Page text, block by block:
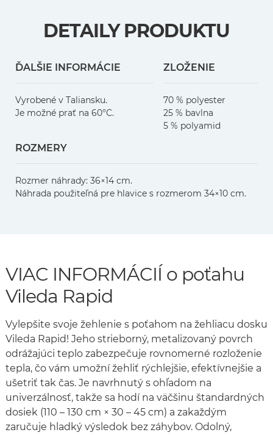
DETAILY PRODUKTU
ĎALŠIE INFORMÁCIE
Vyrobené v Taliansku.
Je možné prať na 60°C.
ZLOŽENIE
70 % polyester
25 % bavlna
5 % polyamid
ROZMERY
Rozmer náhrady: 36×14 cm.
Náhrada použiteľná pre hlavice s rozmerom 34×10 cm.
VIAC INFORMÁCIÍ o poťahu
Vileda Rapid
Vylepšite svoje žehlenie s poťahom na žehliacu dosku
Vileda Rapid! Jeho strieborný, metalizovaný povrch
odrážajúci teplo zabezpečuje rovnomerné rozloženie
tepla, čo vám umožní žehliť rýchlejšie, efektívnejšie a
ušetriť tak čas. Je navrhnutý s ohľadom na
univerzálnosť, takže sa hodí na väčšinu štandardných
dosiek (110 – 130 cm × 30 – 45 cm) a zakaždým
zaručuje hladký výsledok bez záhybov. Odolný,